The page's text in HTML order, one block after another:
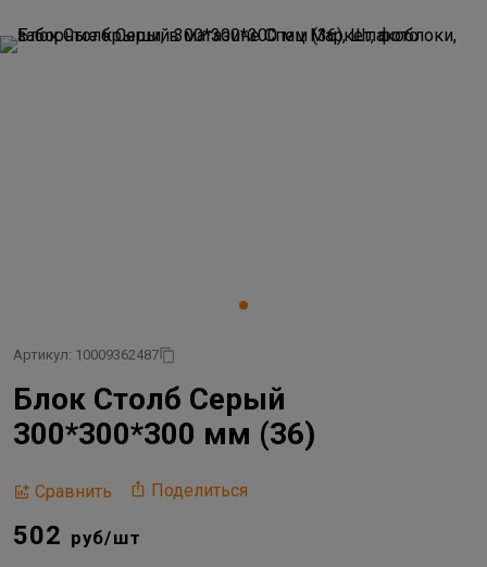
Артикул: 10009362487
Блок Столб Серый
300*300*300 мм (36)
Сравнить Поделиться
502 руб/шт